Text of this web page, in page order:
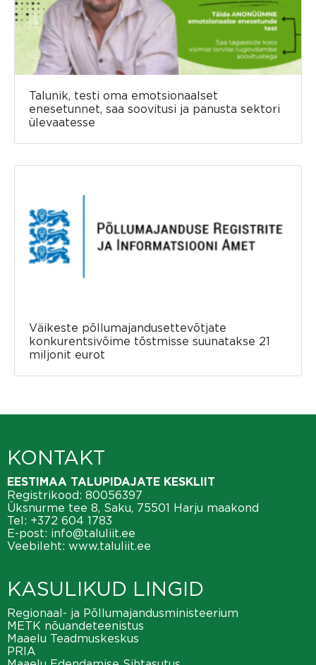
Talunik, testi oma emotsionaalset
enesetunnet, saa soovitusi ja panusta sektori
ülevaatesse
Väikeste põllumajandusettevõtjate
konkurentsivõime tõstmisse suunatakse 21
miljonit eurot
KONTAKT
EESTIMAA TALUPIDAJATE KESKLIIT
Registrikood: 80056397
Üksnurme tee 8, Saku, 75501 Harju maakond
Tel: +372 604 1783
E-post: info@taluliit.ee
Veebileht: www.taluliit.ee
KASULIKUD LINGID
Regionaal- ja Põllumajandusministeerium
METK nõuandeteenistus
Maaelu Teadmuskeskus
PRIA